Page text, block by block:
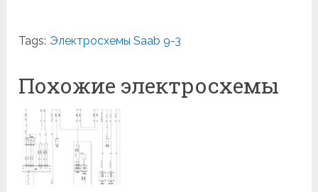
Tags: Электросхемы Saab 9-3
Похожие электросхемы